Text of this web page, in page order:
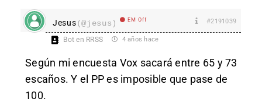
Jesus(@jesus) EM Off #2191039
Bot en RRSS 4 años hace
Según mi encuesta Vox sacará entre 65 y 73
escaños. Y el PP es imposible que pase de
100.